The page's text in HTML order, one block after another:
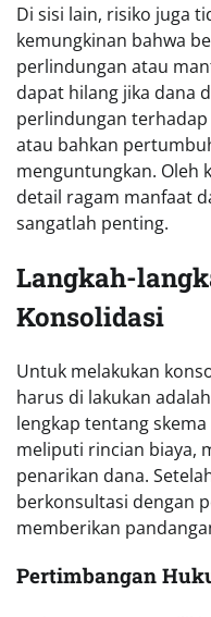
Di sisi lain, risiko juga
kemungkinan bahwa
perlindungan atau
dapat hilang jika dana
perlindungan
atau bahkan
menguntungkan. Oleh
detail ragam manfaat
sangatlah penting.
Langkah-
Konsolidasi
Untuk melakukan
harus di lakukan
lengkap tentang
meliputi rincian biaya,
penarikan dana.
berkonsultasi dengan
memberikan
Pertimbangan